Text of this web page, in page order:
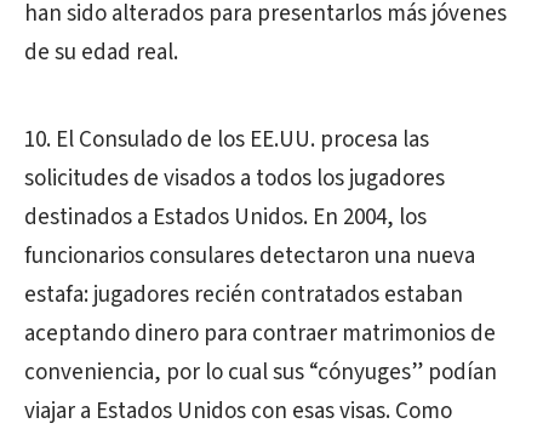
han sido alterados para presentarlos más jóvenes
de su edad real.
10. El Consulado de los EE.UU. procesa las
solicitudes de visados a todos los jugadores
destinados a Estados Unidos. En 2004, los
funcionarios consulares detectaron una nueva
estafa: jugadores recién contratados estaban
aceptando dinero para contraer matrimonios de
conveniencia, por lo cual sus “cónyuges” podían
viajar a Estados Unidos con esas visas. Como